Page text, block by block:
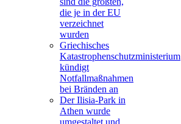
die je in der EU
verzeichnet
wurden
Griechisches
Katastrophenschutzministerium
kündigt
Notfallmaßnahmen
bei Bränden an
Der Ilisia-Park in
Athen wurde
umgestaltet und